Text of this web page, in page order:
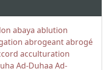
abaya ablution
abrogeantabrogé
acculturation
Ad-Duhaa Ad-